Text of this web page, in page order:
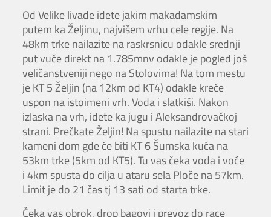
Od Velike livade idete jakim makadamskim
putem ka Željinu, najvišem vrhu cele regije. Na
48km trke nailazite na raskrsnicu odakle srednji
put vuče direkt na 1.785mnv odakle je pogled još
veličanstveniji nego na Stolovima! Na tom mestu
je KT 5 Željin (na 12km od KT4) odakle kreće
uspon na istoimeni vrh. Voda i slatkiši. Nakon
izlaska na vrh, idete ka jugu i Aleksandrovačkoj
strani. Prečkate Željin! Na spustu nailazite na stari
kameni dom gde će biti KT 6 Šumska kuća na
53km trke (5km od KT5). Tu vas čeka voda i voće
i 4km spusta do cilja u ataru sela Ploče na 57km.
Limit je do 21 čas tj 13 sati od starta trke.
Čeka vas obrok, drop bagovi i prevoz do race